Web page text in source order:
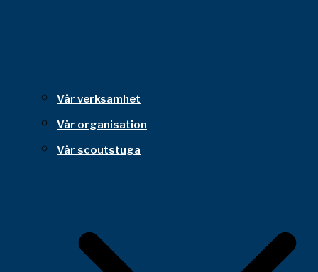
Vår verksamhet
Vår organisation
Vår scoutstuga